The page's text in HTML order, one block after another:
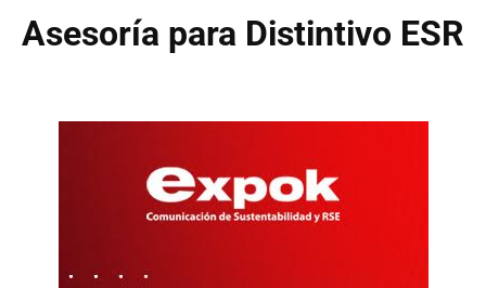
Asesoría para Distintivo ESR